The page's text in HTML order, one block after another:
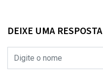
DEIXE UMA RESPOSTA